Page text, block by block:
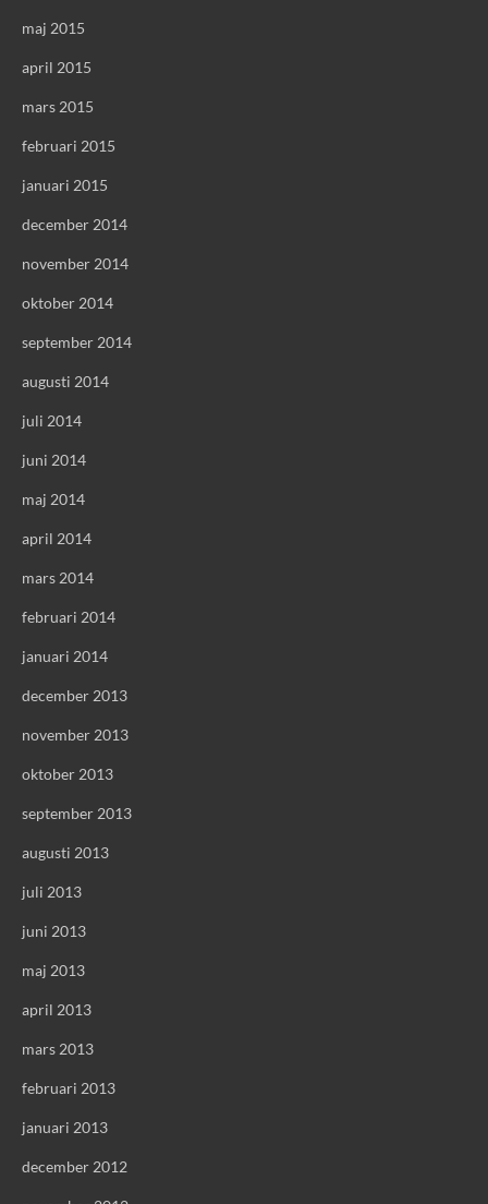
maj 2015
april 2015
mars 2015
februari 2015
januari 2015
december 2014
november 2014
oktober 2014
september 2014
augusti 2014
juli 2014
juni 2014
maj 2014
april 2014
mars 2014
februari 2014
januari 2014
december 2013
november 2013
oktober 2013
september 2013
augusti 2013
juli 2013
juni 2013
maj 2013
april 2013
mars 2013
februari 2013
januari 2013
december 2012